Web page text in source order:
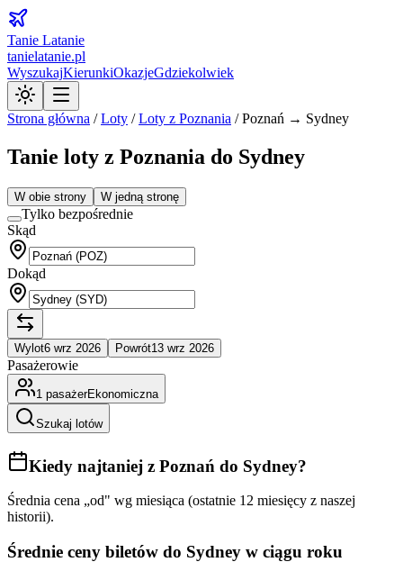
Tanie Latanie
tanielatanie.pl
WyszukajKierunkiOkazjeGdziekolwiek
Strona główna /Loty /Loty z Poznania /Poznań → Sydney
Tanie loty z Poznania do Sydney
W obie strony W jedną stronę
Tylko bezpośrednie
Skąd
Dokąd
Wylot6 wrz 2026 Powrót13 wrz 2026
Pasażerowie
1 pasażerEkonomiczna
Szukaj lotów
Kiedy najtaniej z Poznań do Sydney?
Średnia cena „od" wg miesiąca (ostatnie 12 miesięcy z naszej
historii).
Średnie ceny biletów do Sydney w ciągu roku